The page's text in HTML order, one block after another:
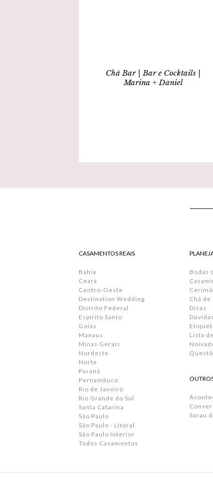
Chá Bar | Bar e Cocktails |
Marina + Daniel
CASAMENTOS REAIS
Bahia
Ceará
Centro-Oeste
Destination Wedding
Distrito Federal
Espírito Santo
Goiás
Manaus
Minas Gerais
Nordeste
Norte
Paraná
Pernambuco
Rio de Janeiro
Rio Grande do Sul
Santa Catarina
São Paulo
São Paulo - Litoral
São Paulo Interior
Todos Casamentos
Bodas
Chá de
Dicas
Dúvidas
Lista
Sarau